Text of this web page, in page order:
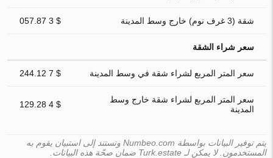
شقة (3 غرف نوم) خارج وسط المدينة $ 3 057.87
سعر شراء الشقة
سعر المتر المربع لشراء شقة في وسط المدينة $ 7 244.12
سعر المتر المربع لشراء شقة خارج وسط
المدينة
$ 4 129.28
يتم توفير البيانات بواسطة Numbeo.com وتستند إلى استبيان يقوم به
المستخدمون. لا يمكن لـ Turk.estate ضمان صحّة هذه البيانات.